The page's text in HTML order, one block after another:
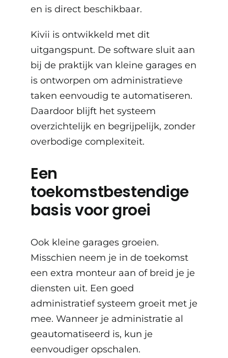
en is direct beschikbaar.
Kivii is ontwikkeld met dit
uitgangspunt. De software sluit aan
bij de praktijk van kleine garages en
is ontworpen om administratieve
taken eenvoudig te automatiseren.
Daardoor blijft het systeem
overzichtelijk en begrijpelijk, zonder
overbodige complexiteit.
Een
toekomstbestendige
basis voor groei
Ook kleine garages groeien.
Misschien neem je in de toekomst
een extra monteur aan of breid je je
diensten uit. Een goed
administratief systeem groeit met je
mee. Wanneer je administratie al
geautomatiseerd is, kun je
eenvoudiger opschalen.